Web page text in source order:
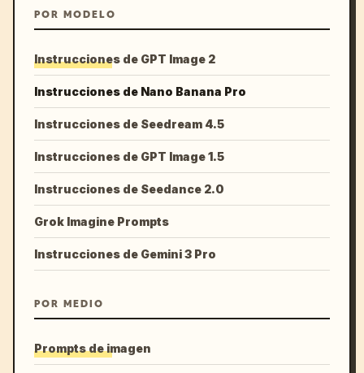
POR MODELO
Instrucciones de GPT Image 2
Instrucciones de Nano Banana Pro
Instrucciones de Seedream 4.5
Instrucciones de GPT Image 1.5
Instrucciones de Seedance 2.0
Grok Imagine Prompts
Instrucciones de Gemini 3 Pro
POR MEDIO
Prompts de imagen